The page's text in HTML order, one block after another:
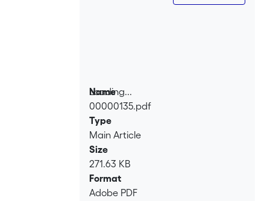
Loading...
Loading...
Name
00000135.pdf
Type
Main Article
Size
271.63 KB
Format
Adobe PDF